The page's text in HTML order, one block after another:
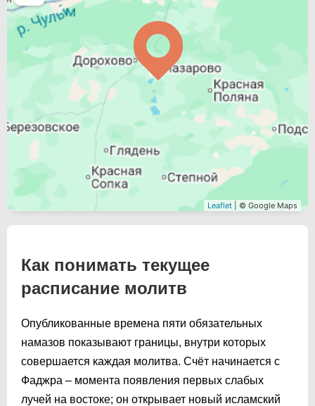
Leaflet | © Google Maps
Как понимать текущее
расписание молитв
Опубликованные времена пяти обязательных
намазов показывают границы, внутри которых
совершается каждая молитва. Счёт начинается с
Фаджра – момента появления первых слабых
лучей на востоке; он открывает новый исламский